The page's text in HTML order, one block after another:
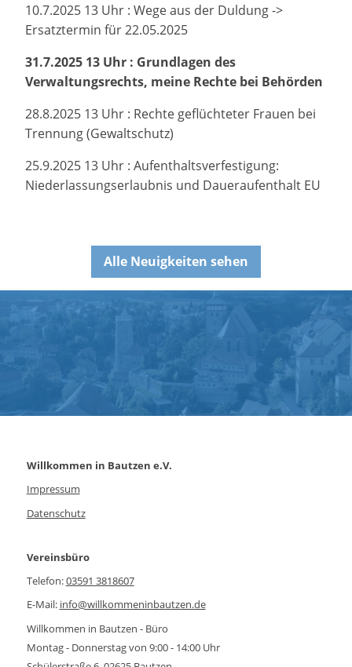
10.7.2025 13 Uhr : Wege aus der Duldung ->
Ersatztermin für 22.05.2025
31.7.2025 13 Uhr : Grundlagen des
Verwaltungsrechts, meine Rechte bei Behörden
28.8.2025 13 Uhr : Rechte geflüchteter Frauen bei
Trennung (Gewaltschutz)
25.9.2025 13 Uhr : Aufenthaltsverfestigung:
Niederlassungserlaubnis und Daueraufenthalt EU
Alle Neuigkeiten sehen
Willkommen in Bautzen e.V.
Impressum
Datenschutz
Vereinsbüro
Telefon:03591 3818607
E-Mail: info@willkommeninbautzen.de
Willkommen in Bautzen - Büro
Montag - Donnerstag von 9:00 - 14:00 Uhr